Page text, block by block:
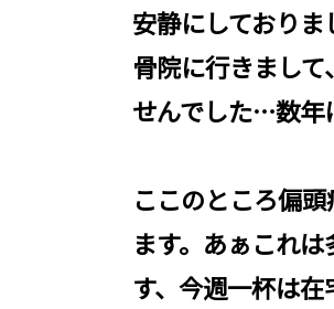
安静にしており
骨院に行きまし
せんでした…数年
ここのところ偏
ます。あぁこれ
す、今週一杯は